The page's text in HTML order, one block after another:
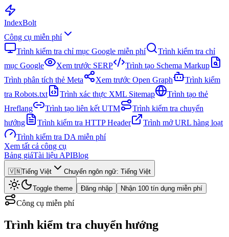
IndexBolt
Công cụ miễn phí
Trình kiểm tra chỉ mục Google miễn phí
Trình kiểm tra chỉ
mục Google
Xem trước SERP
Trình tạo Schema Markup
Trình phân tích thẻ Meta
Xem trước Open Graph
Trình kiểm
tra Robots.txt
Trình xác thực XML Sitemap
Trình tạo thẻ
Hreflang
Trình tạo liên kết UTM
Trình kiểm tra chuyển
hướng
Trình kiểm tra HTTP Header
Trình mở URL hàng loạt
Trình kiểm tra DA miễn phí
Xem tất cả công cụ
Bảng giáTài liệu APIBlog
🇻🇳Tiếng Việt Chuyển ngôn ngữ: Tiếng Việt
Toggle theme Đăng nhập Nhận 100 tín dụng miễn phí
Công cụ miễn phí
Trình kiểm tra chuyển hướng